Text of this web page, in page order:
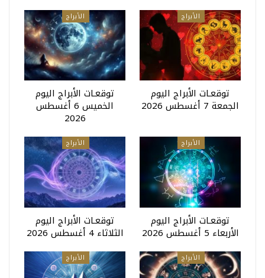
الأبراج
توقعـات الأبراج اليوم
الجمعة 7 أغسطس 2026
الأبراج
توقعـات الأبراج اليوم
الخميس 6 أغسطس
2026
الأبراج
توقعـات الأبراج اليوم
الأربعاء 5 أغسطس 2026
الأبراج
توقعـات الأبراج اليوم
الثلاثاء 4 أغسطس 2026
الأبراج الأبراج